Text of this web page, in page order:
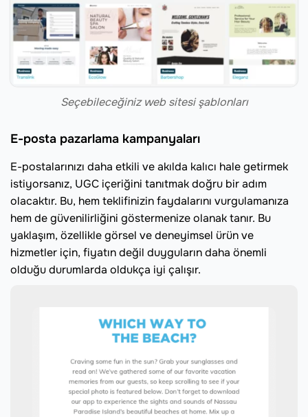
Seçebileceğiniz web sitesi şablonları
E-posta pazarlama kampanyaları
E-postalarınızı daha etkili ve akılda kalıcı hale getirmek
istiyorsanız, UGC içeriğini tanıtmak doğru bir adım
olacaktır. Bu, hem teklifinizin faydalarını vurgulamanıza
hem de güvenilirliğini göstermenize olanak tanır. Bu
yaklaşım, özellikle görsel ve deneyimsel ürün ve
hizmetler için, fiyatın değil duyguların daha önemli
olduğu durumlarda oldukça iyi çalışır.